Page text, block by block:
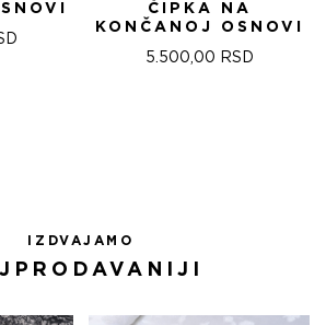
ČIPKA NA
KONČANOJ OSNOVI
5.500,00 RSD
IZDVAJAMO